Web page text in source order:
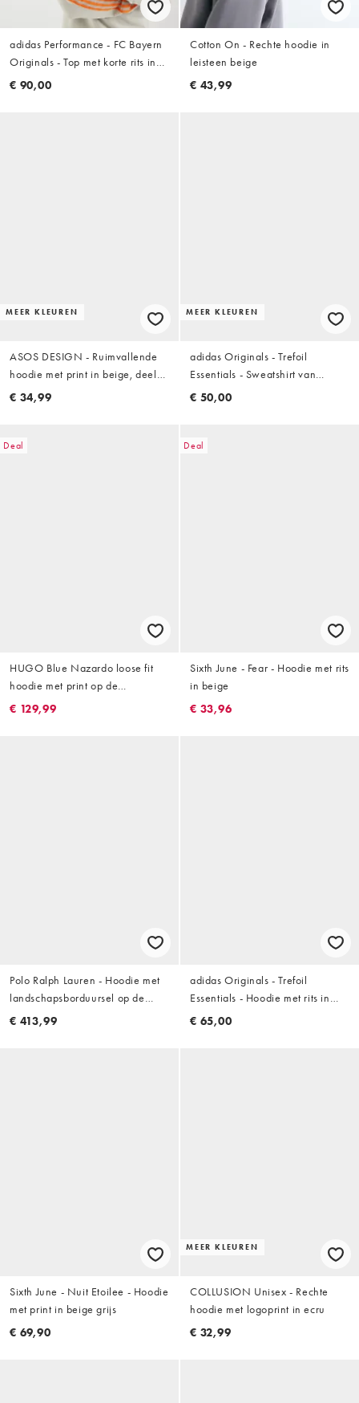
adidas Performance - FC Bayern
Originals - Top met korte rits in
beige
€ 90,00
Cotton On - Rechte hoodie in
leisteen beige
€ 43,99
MEER KLEUREN
ASOS DESIGN - Ruimvallende
hoodie met print in beige, deel
van co-ord set
€ 34,99
MEER KLEUREN
adidas Originals - Trefoil
Essentials - Sweatshirt van
badstof met ronde hals in kaki
€ 50,00
Deal
HUGO Blue Nazardo loose fit
hoodie met print op de
achterkant in lichtgroen
€ 129,99
Deal
Sixth June - Fear - Hoodie met rits
in beige
€ 33,96
Polo Ralph Lauren - Hoodie met
landschapsborduursel op de
achterkant in crème
€ 413,99
adidas Originals - Trefoil
Essentials - Hoodie met rits in
stone kaki
€ 65,00
Sixth June - Nuit Etoilee - Hoodie
met print in beige grijs
€ 69,90
MEER KLEUREN
COLLUSION Unisex - Rechte
hoodie met logoprint in ecru
€ 32,99